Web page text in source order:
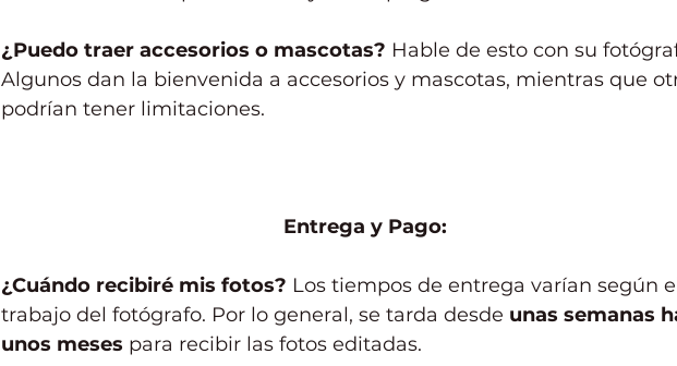
¿Puedo traer accesorios o mascotas? Hable de esto con su
Algunos dan la bienvenida a accesorios y mascotas, mientras que
podrían tener limitaciones.
Entrega y Pago:
¿Cuándo recibiré mis fotos? Los tiempos de entrega varían según
trabajo del fotógrafo. Por lo general, se tarda desde unas semanas
unos meses para recibir las fotos editadas.